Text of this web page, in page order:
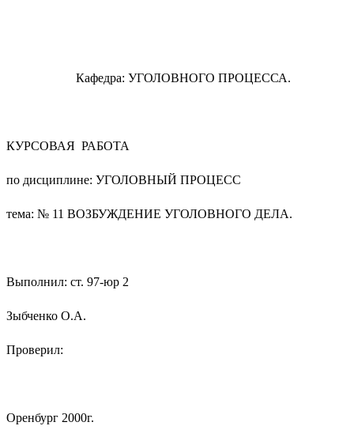
Кафедра: УГОЛОВНОГО ПРОЦЕССА.
КУРСОВАЯ РАБОТА
по дисциплине: УГОЛОВНЫЙ ПРОЦЕСС
тема: № 11 ВОЗБУЖДЕНИЕ УГОЛОВНОГО ДЕЛА.
Выполнил: ст. 97-юр 2
Зыбченко О.А.
Проверил:
Оренбург 2000г.